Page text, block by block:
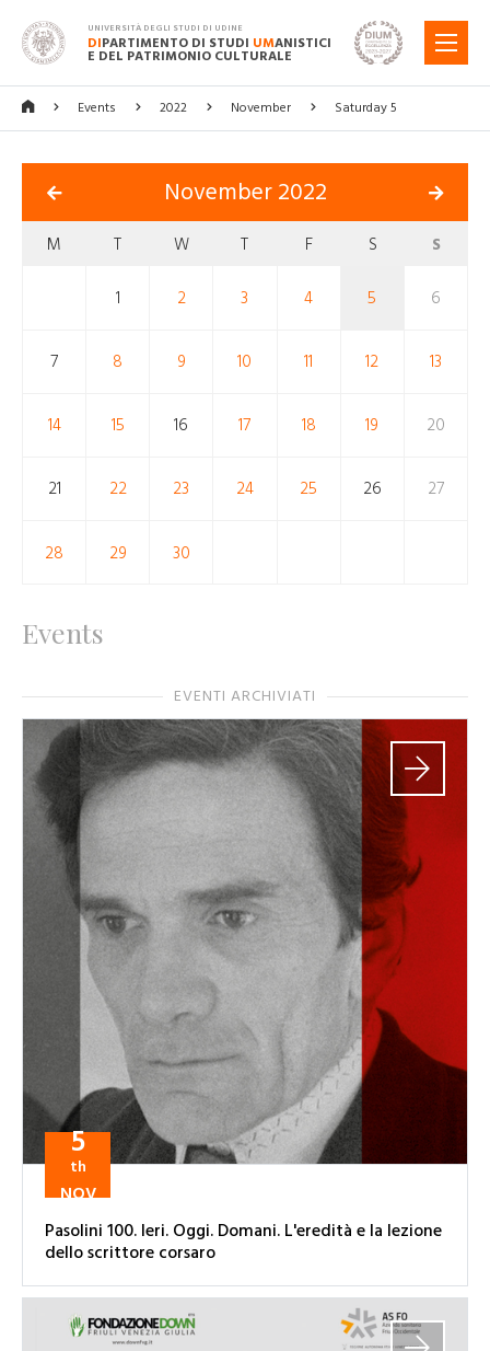
UNIVERSITÀ DEGLI STUDI DI UDINE
DIPARTIMENTO DI STUDI UMANISTICI
E DEL PATRIMONIO CULTURALE
MENU
Events 2022 November Saturday 5
November 2022
M T W T F S S
1 2 3 4 5 6
7 8 9 10 11 12 13
14 15 16 17 18 19 20
21 22 23 24 25 26 27
28 29 30
Events
EVENTI ARCHIVIATI
5
th
NOV
Pasolini 100. Ieri. Oggi. Domani. L'eredità e la lezione
dello scrittore corsaro